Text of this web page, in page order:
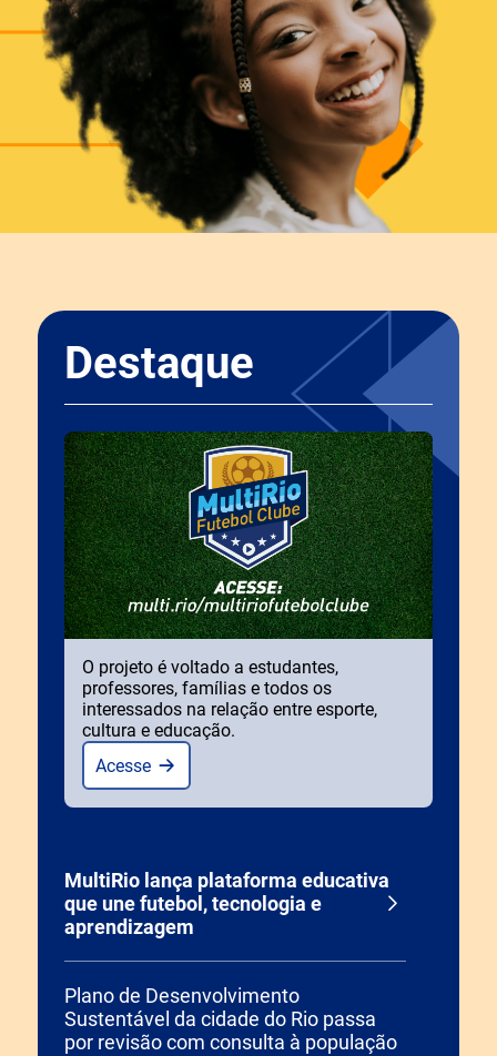
Destaque
MultiRio lança plataforma educativa
que une futebol, tecnologia e
aprendizagem
Plano de Desenvolvimento
Sustentável da cidade do Rio passa
por revisão com consulta à população
O projeto é voltado a estudantes,
professores, famílias e todos os
interessados na relação entre esporte,
cultura e educação.
Acesse